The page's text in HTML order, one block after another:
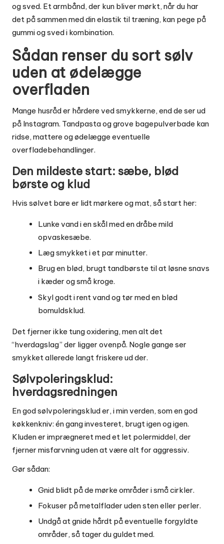
og sved. Et armbånd, der kun bliver mørkt, når du har
det på sammen med din elastik til træning, kan pege på
gummi og sved i kombination.
Sådan renser du sort sølv
uden at ødelægge
overfladen
Mange husråd er hårdere ved smykkerne, end de ser ud
på Instagram. Tandpasta og grove bagepulverbade kan
ridse, mattere og ødelægge eventuelle
overfladebehandlinger.
Den mildeste start: sæbe, blød
børste og klud
Hvis sølvet bare er lidt mørkere og mat, så start her:
Lunke vand i en skål med en dråbe mild
opvaskesæbe.
Læg smykket i et par minutter.
Brug en blød, brugt tandbørste til at løsne snavs
i kæder og små kroge.
Skyl godt i rent vand og tør med en blød
bomuldsklud.
Det fjerner ikke tung oxidering, men alt det
“hverdagslag” der ligger ovenpå. Nogle gange ser
smykket allerede langt friskere ud der.
Sølvpoleringsklud:
hverdagsredningen
En god sølvpoleringsklud er, i min verden, som en god
køkkenkniv: én gang investeret, brugt igen og igen.
Kluden er imprægneret med et let polermiddel, der
fjerner misfarvning uden at være alt for aggressiv.
Gør sådan:
Gnid blidt på de mørke områder i små cirkler.
Fokuser på metalflader uden sten eller perler.
Undgå at gnide hårdt på eventuelle forgyldte
områder, så tager du guldet med.